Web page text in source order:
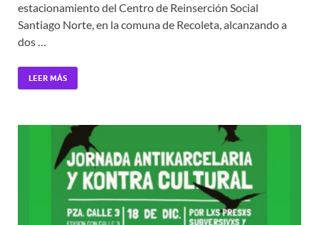
estacionamiento del Centro de Reinserción Social
Santiago Norte, en la comuna de Recoleta, alcanzando a
dos …
LEER MÁS